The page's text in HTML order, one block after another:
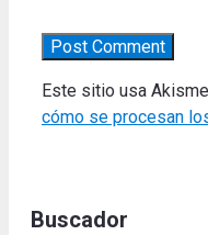
Este sitio usa
cómo se procesan
Buscador